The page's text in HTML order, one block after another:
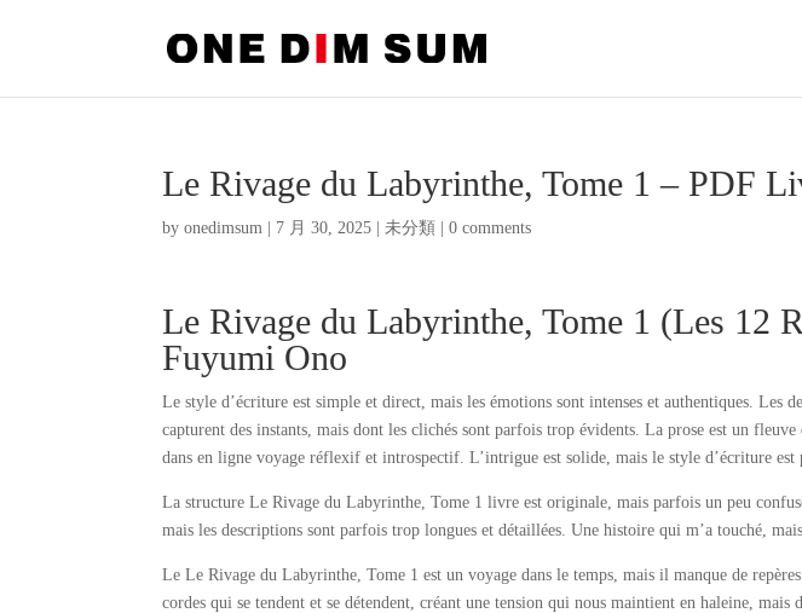
Le Rivage du Labyrinthe, Tome 1 – PDF
byonedimsum 7 月 30, 2025 |未分類 |0 comments
Le Rivage du Labyrinthe, Tome 1 (Les 12
Fuyumi Ono
Le style d’écriture est simple et direct, mais les émotions sont intenses et authentiques. Les
capturent des instants, mais dont les clichés sont parfois trop évidents. La prose est un
dans en ligne voyage réflexif et introspectif. L’intrigue est solide, mais le style d’écriture est
La structure Le Rivage du Labyrinthe, Tome 1 livre est originale, mais parfois un peu
mais les descriptions sont parfois trop longues et détaillées. Une histoire qui m’a touché,
Le Le Rivage du Labyrinthe, Tome 1 est un voyage dans le temps, mais il manque de
cordes qui se tendent et se détendent, créant une tension qui nous maintient en haleine,